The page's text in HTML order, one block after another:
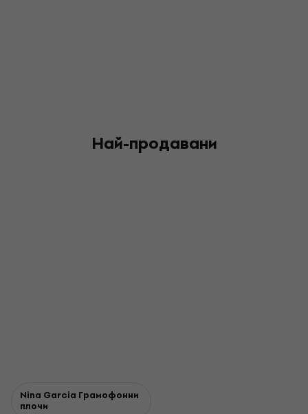
Най-продавани
Nina Garcia Грамофонни
плочи